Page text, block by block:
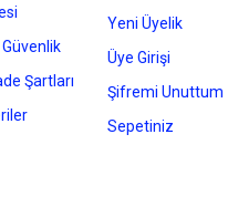
Şartları
Yeni Üyelik
Üye Girişi
Şifremi Unuttum
Sepetiniz